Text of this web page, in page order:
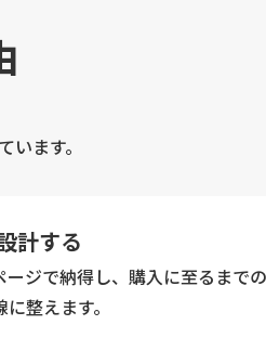
ます。
計する
ジで納得し、購入に至るまで
整えます。